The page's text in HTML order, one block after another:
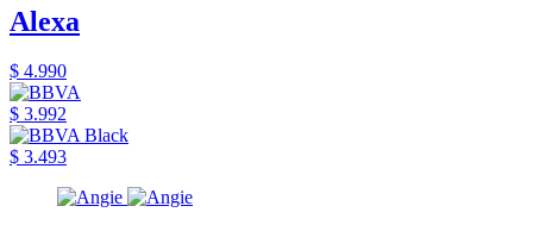
Alexa
$ 4.990
$ 3.992
$ 3.493